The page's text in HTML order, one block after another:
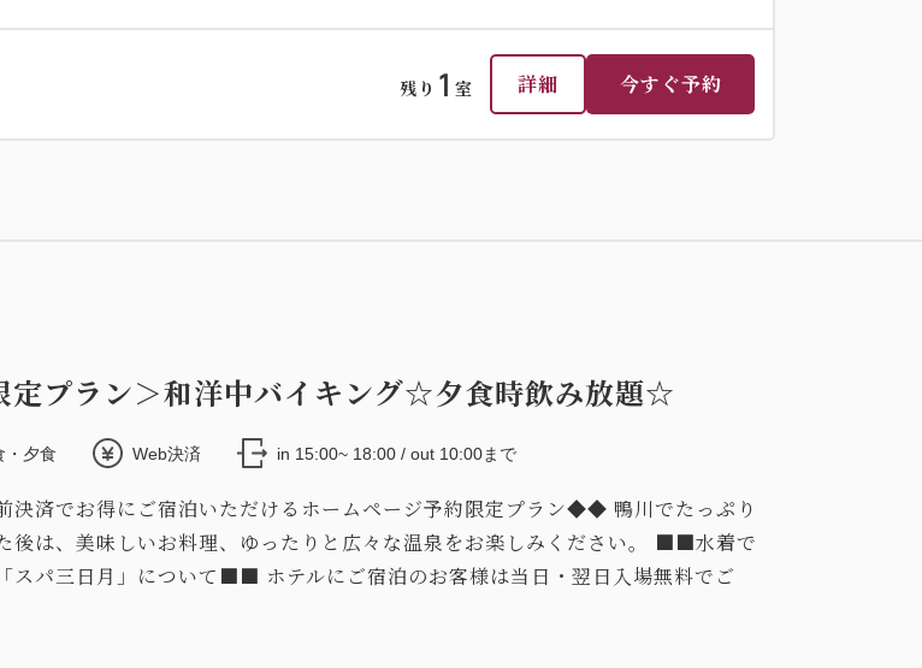
残り 1 室 詳細 今すぐ予約
プラン＞和洋中バイキング☆夕食時飲み放題☆
・夕食 Web決済 in 15:00~ 18:00 / out 10:00まで
済でお得にご宿泊いただけるホームページ予約限定プラン◆◆ 鴨川でたっぷり
後は、美味しいお料理、ゆったりと広々な温泉をお楽しみください。 ■■水着で
スパ三日月」について■■ ホテルにご宿泊のお客様は当日・翌日入場無料でご